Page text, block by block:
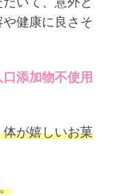
健康に良さそ
添加物不使用
体が嬉しいお菓